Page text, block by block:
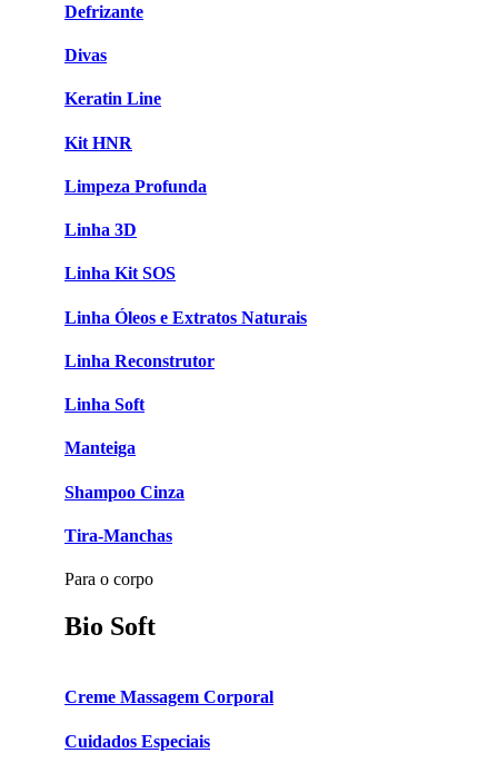
Defrizante
Divas
Keratin Line
Kit HNR
Limpeza Profunda
Linha 3D
Linha Kit SOS
Linha Óleos e Extratos Naturais
Linha Reconstrutor
Linha Soft
Manteiga
Shampoo Cinza
Tira-Manchas
Para o corpo
Bio Soft
Creme Massagem Corporal
Cuidados Especiais